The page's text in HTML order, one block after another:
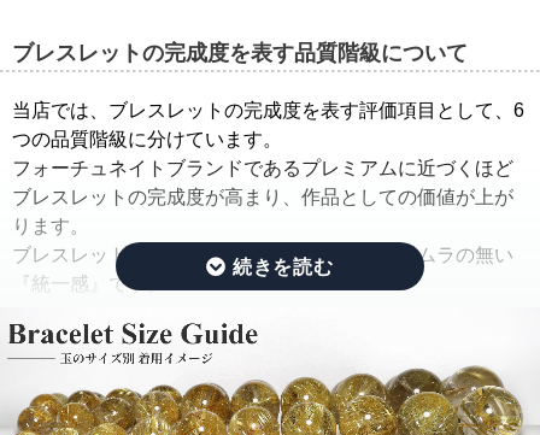
ばれています。
そこで当店では、ルチルクォーツブレスレットを仕入れた
ままの状態でご紹介するのではなく、手間ひまをかけた
「組み替え作業」を行っています。
この作業では、ルチルのタイプ(ルチルの入り方、ルチルの
太さ、ルチルの色味、ルチルの内包量)と、水晶の透明度を
できる限り揃えるように努めています。
限り取り除き、ブレスレットを組み直すことで、製品とし
ての品質を大幅に高めています。
通常、この組み替え作業を行うには、同じサイズ、同じ品
ブレスレットの完成度を表す品質階級について
当店では、ブレスレットの完成度を表す評価項目として、6
つの品質階級に分けています。
フォーチュネイトブランドであるプレミアムに近づくほど
ブレスレットの完成度が高まり、作品としての価値が上が
ります。
ブレスレットの完成度を決める基準は、品質にムラの無い
『統一感』です。
その統一感とは何かをご説明したいと思います。
ルチルクォーツは、水晶にルチルが内包されている鉱物で
す。